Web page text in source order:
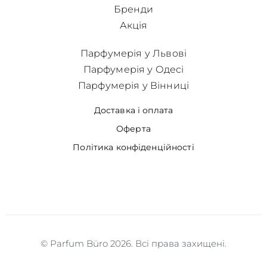
Бренди
Акція
Доставка і оплата
Оферта
Політика конфіденційності
Парфумерія у Львові
Парфумерія у Одесі
Парфумерія у Вінниці
© Parfum Büro 2026. Всі права захищені.